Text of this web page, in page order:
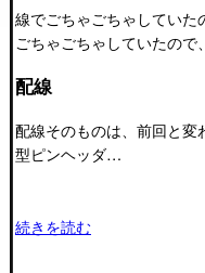
線でごちゃごちゃしてい
ごちゃごちゃしていたので
配線
配線そのものは、前回と
型ピンヘッダ…
続きを読む